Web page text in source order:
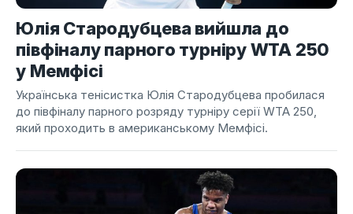
Юлія Стародубцева вийшла до
півфіналу парного турніру WTA 250
у Мемфісі
Українська тенісистка Юлія Стародубцева пробилася
до півфіналу парного розряду турніру серії WTA 250,
який проходить в американському Мемфісі.